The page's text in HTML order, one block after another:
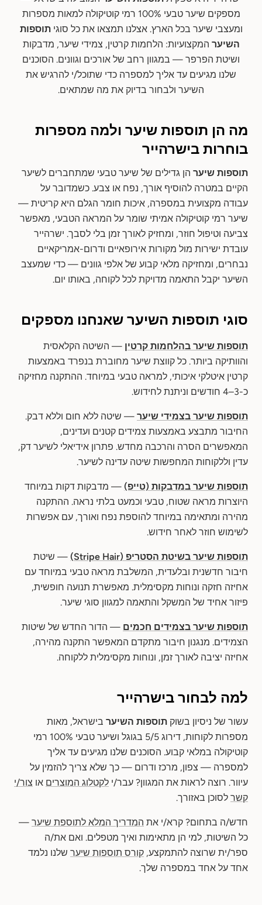
מספקים שיער טבעי 100% רמי קוטיקולה למאות מספרות
ומעצבי שיער בכל הארץ. אצלנו תמצאו את כל סוגיתוספות
השיער המקצועיות: הלחמות קרטין, צמידי שיער, מדבקות
ושיטת הפרפר — במגוון רחב של אורכים וגוונים. הסוכנים
שלנו מגיעים עד אליך למספרה כדי שתוכל/י להרגיש את
השיער ולבחור בדיוק את מה שמתאים.
מה הן תוספות שיער ולמה מספרות
בוחרות בישרהייר
תוספות שיער הן גדילים של שיער טבעי שמתחברים לשיער
הקיים במטרה להוסיף אורך, נפח או צבע. כשמדובר על
עבודה מקצועית במספרה, איכות חומר הגלם היא קריטית —
שיער רמי קוטיקולה אמיתי שומר על המראה הטבעי, מאפשר
צביעה וטיפול חוזר, ומחזיק לאורך זמן בלי לסבך. ישרהייר
עובדת ישירות מול מקורות אירופאיים ודרום-אמריקאיים
נבחרים, ומחזיקה מלאי קבוע של אלפי גוונים — כדי שמעצב
השיער יקבל התאמה מדויקת לכל לקוחה, באותו יום.
סוגי תוספות השיער שאנחנו מספקים
תוספות שיער בהלחמות קרטין — השיטה הקלאסית
והוותיקה ביותר. כל קווצת שיער מחוברת בנפרד באמצעות
קרטין איטלקי איכותי, למראה טבעי במיוחד. ההתקנה מחזיקה
כ-3–4 חודשים וניתנת לחידוש.
תוספות שיער בצמידי שיער — שיטה ללא חום וללא דבק.
החיבור מתבצע באמצעות צמידים קטנים ועדינים,
המאפשרים הסרה והרכבה מחדש. פתרון אידיאלי לשיער דק,
עדין וללקוחות המחפשות שיטה עדינה לשיער.
תוספות שיער במדבקות (טייפ) — מדבקות דקות במיוחד
היוצרות מראה שטוח, טבעי וכמעט בלתי נראה. ההתקנה
מהירה ומתאימה במיוחד להוספת נפח ואורך, עם אפשרות
לשימוש חוזר לאחר חידוש.
תוספות שיער בשיטת הסטריפ (Stripe Hair)
— שיטת
חיבור חדשנית ובלעדית, המשלבת מראה טבעי במיוחד עם
אחיזה חזקה ונוחות מקסימלית. מאפשרת תנועה חופשית,
פיזור אחיד של המשקל והתאמה למגוון סוגי שיער.
תוספות שיער בצמידים חכמים — הדור החדש של שיטות
הצמידים. מנגנון חיבור מתקדם המאפשר התקנה מהירה,
אחיזה יציבה לאורך זמן, ונוחות מקסימלית ללקוחה.
למה לבחור בישרהייר
עשור של ניסיון בשוק תוספות השיער בישראל, מאות
מספרות לקוחות, דירוג 5/5 בגוגל ושיער טבעי 100% רמי
קוטיקולה במלאי קבוע. הסוכנים שלנו מגיעים עד אליך
למספרה — צפון, מרכז ודרום — כך שלא צריך להזמין על
עיוור. רוצה לראות את המגוון? עבר/י לקטלוג המוצרים או צור/י
קשר לסוכן באזורך.
חדש/ה בתחום? קרא/י את המדריך המלא לתוספת שיער —
כל השיטות, למי הן מתאימות ואיך מטפלים. ואם את/ה
ספר/ית שרוצה להתמקצע, קורס תוספות שיער שלנו נלמד
אחד על אחד במספרה שלך.